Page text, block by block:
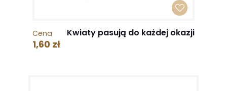
Cena
1,60 zł
Kwiaty pasują do każdej okazji